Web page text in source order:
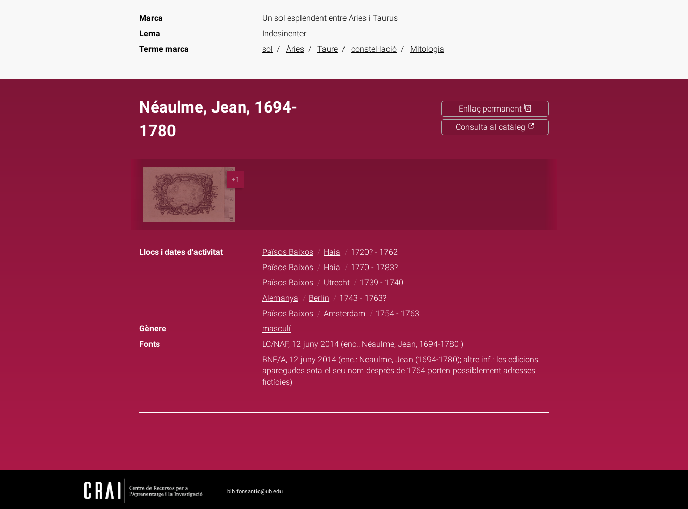
Marca
Un sol esplendent entre Àries i Taurus
Lema
Indesinenter
Terme marca
sol Àries Taure constel·lació Mitologia
Néaulme, Jean, 1694-
1780
Enllaç permanent
Consulta al catàleg
+1
Llocs i dates d'activitat Països Baixos Haia
1720? - 1762
Països Baixos
Haia
1770 - 1783?
Països Baixos
Utrecht
1739 - 1740
Alemanya
Berlín
1743 - 1763?
Països Baixos
Amsterdam
1754 - 1763
Gènere
masculí
Fonts
LC/NAF, 12 juny 2014 (enc.: Néaulme, Jean, 1694-1780 )
BNF/A, 12 juny 2014 (enc.: Neaulme, Jean (1694-1780); altre inf.: les edicions
aparegudes sota el seu nom desprès de 1764 porten possiblement adresses
fictícies)
bib.fonsantic@ub.edu